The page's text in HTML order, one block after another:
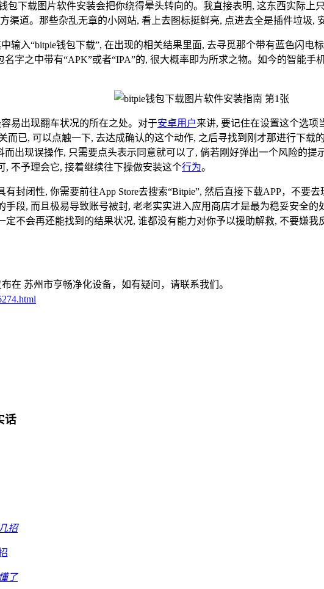
包下载图片软件安装会把你绕得晕头转向的。我直接表明, 这东西实际上
渠道。那些杂乱无章的小网站, 看上去图标挺鲜亮, 点进去全是插件垃圾,
输入“bitpie钱包下载”, 在出现的相关结果里面, 去寻觅那个带有蓝色闪电
字之中带有“APK”或者“IPA”的, 很大概率即为所求之物。如今的智能
易出现翻车状况的所在之处。对于安卓用户来讲, 要记住在设置这个选项
而已, 可以点触一下, 去达成确认的这个动作, 之后寻找到刚才那进行下
而出现误操作, 只需要点头表示同意就可以了, 倘若刚好弹出一个风险的
不予理会它, 接着继续往下操做安装这个行为。
封闭性, 你需要前往App Store去搜索“Bitpie”, 然后直接下载APP，不要
段, 而且极易导致账号被封, 老老实实进入应用商店才是最为稳妥安全
定不会再还能找到的结果状况, 谁都没有能力对你予以援助解救, 不要嫌
在 苏州市亨畅净化设备，如有疑问，请联系我们。
话